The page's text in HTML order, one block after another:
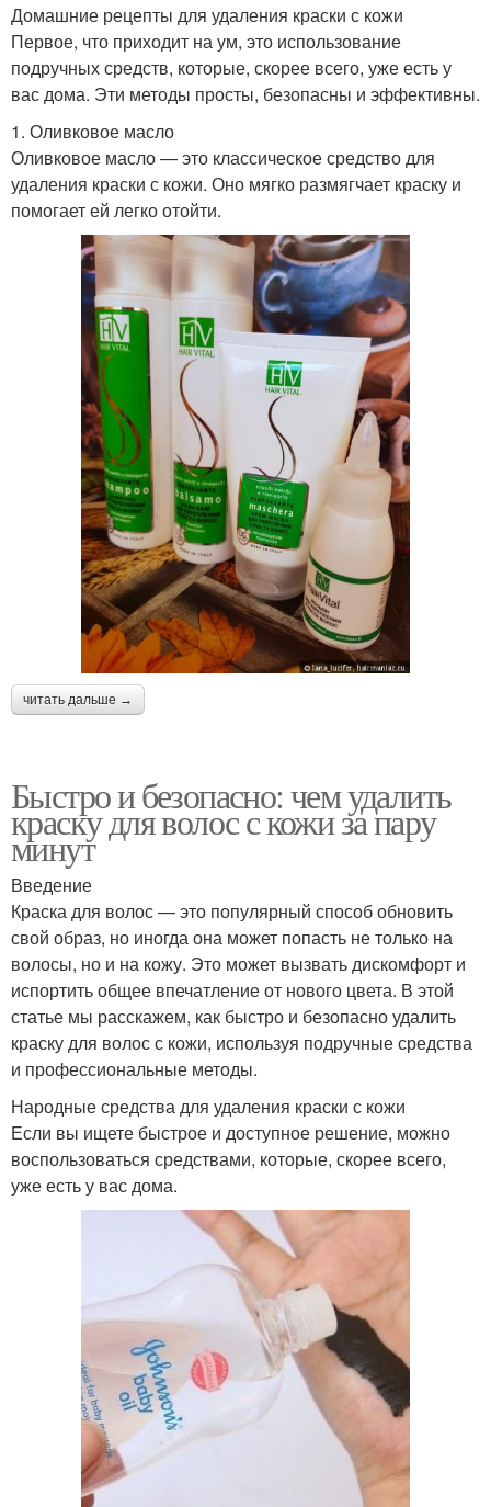
Домашние рецепты для удаления краски с кожи
Первое, что приходит на ум, это использование
подручных средств, которые, скорее всего, уже есть у
вас дома. Эти методы просты, безопасны и эффективны.
1. Оливковое масло
Оливковое масло — это классическое средство для
удаления краски с кожи. Оно мягко размягчает краску и
помогает ей легко отойти.
читать дальше →
Быстро и безопасно: чем удалить
краску для волос с кожи за пару
минут
Введение
Краска для волос — это популярный способ обновить
свой образ, но иногда она может попасть не только на
волосы, но и на кожу. Это может вызвать дискомфорт и
испортить общее впечатление от нового цвета. В этой
статье мы расскажем, как быстро и безопасно удалить
краску для волос с кожи, используя подручные средства
и профессиональные методы.
Народные средства для удаления краски с кожи
Если вы ищете быстрое и доступное решение, можно
воспользоваться средствами, которые, скорее всего,
уже есть у вас дома.